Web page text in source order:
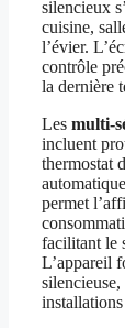
silencieux
cuisine,
l’évier.
contrôle
la dernière
Les multi-
incluent
thermostat
permet
facilitant le
L’appareil